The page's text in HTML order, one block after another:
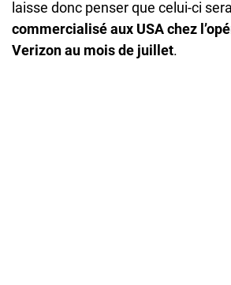
laisse donc penser que celui-ci
commercialisé aux USA chez
Verizon au mois de juillet.